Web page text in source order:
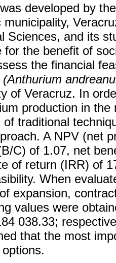
developed by
municipality,
Sciences, and its
for the benefit of
the financial
(Anthurium
of Veracruz. In
production in
of traditional
A NPV (net
C) of 1.07, net
of return (IRR) of
When
expansion,
values were
038.33;
that the most